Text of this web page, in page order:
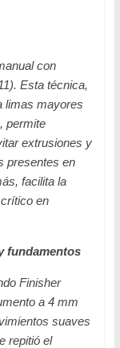
con
Esta técnica,
limas mayores
permite
extrusiones y
presentes en
facilita la
en
fundamentos
Finisher
a 4 mm
suaves
repitió el